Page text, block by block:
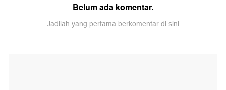
Belum ada komentar.
Jadilah yang pertama berkomentar di sini